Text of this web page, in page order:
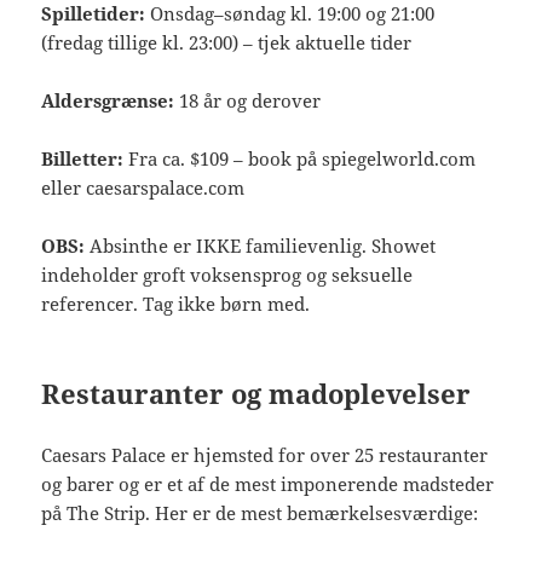
Spilletider:Onsdag–søndag kl. 19:00 og 21:00
(fredag tillige kl. 23:00) – tjek aktuelle tider
Aldersgrænse: 18 år og derover
Billetter:Fra ca. $109 – book på spiegelworld.com
eller caesarspalace.com
OBS:Absinthe er IKKE familievenlig. Showet
indeholder groft voksensprog og seksuelle
referencer. Tag ikke børn med.
Restauranter og madoplevelser
Caesars Palace er hjemsted for over 25 restauranter
og barer og er et af de mest imponerende madsteder
på The Strip. Her er de mest bemærkelsesværdige: